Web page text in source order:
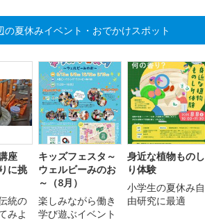
の夏休みイベント・おでかけスポット
座
に挑
統の
みよ
キッズフェスタ～
ウェルビーみのお
～（8月）
楽しみながら働き
学び遊ぶイベント
身近な植物ものし
り体験
小学生の夏休み自
由研究に最適